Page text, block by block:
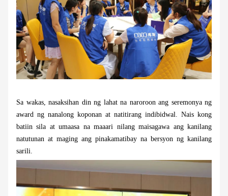
Sa wakas, nasaksihan din ng lahat na naroroon ang seremonya ng
award ng nanalong koponan at natitirang indibidwal. Nais kong
batiin sila at umaasa na maaari nilang maisagawa ang kanilang
natutunan at maging ang pinakamatibay na bersyon ng kanilang
sarili.